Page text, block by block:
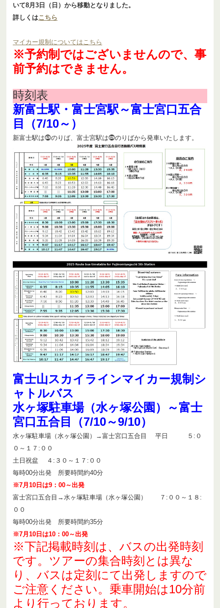
いて8月3日（日）から移動となりました。
詳しくはこちら
マイカー規制についてはこちら
※予約制ではございませんので、事
前予約はできません。
時刻表
新富士駅・富士宮駅～富士宮口五合
目（7/10～）
新富士駅は⓹のりば、富士宮駅は⓺のりばから発車いたします。
富士山スカイラインマイカー規制シ
ャトルバス
水ヶ塚駐車場（水ヶ塚公園）～富士
宮口五合目（7/10～9/10）
水ヶ塚駐車場（水ヶ塚公園）→富士宮口五合目 平日 ５:０
０～１７:００
土日祝盆 ４:３０～１７:００
毎時00分出発 所要時間約40分
※7月10日は9：00～出発
富士宮口五合目→水ヶ塚駐車場（水ヶ塚公園） ７:００～１８:
００
毎時00分出発 所要時間約35分
※7月10日は10：00～出発
※下記掲載時刻は、バスの出発時刻
です。ツアーの集合時刻とは異な
り、バスは定刻にて出発しますので
ご注意ください。乗車開始は10分前
より行っております。